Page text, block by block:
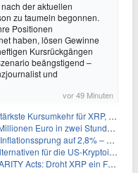
der aktuellen
zu taumeln begonnen.
Positionen
haben, lösen Gewinne
Kursrückgängen
beängstigend –
und
vor 49 Minuten
für XRP, während Polymarket skeptisch bleibt
– warum dieser Schuldentrip hochgefährlich wird
auf 2,8% – Diese Preise explodieren jetzt
die US-Kryptoindustrie ohne CLARITY Act
Droht XRP ein Fall unter die $1-Marke?